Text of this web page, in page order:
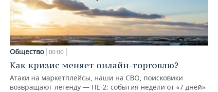
Общество 00:00
Как кризис меняет онлайн-торговлю?
Атаки на маркетплейсы, наши на СВО, поисковики
возвращают легенду — ПЕ-2: события недели от «7 дней»